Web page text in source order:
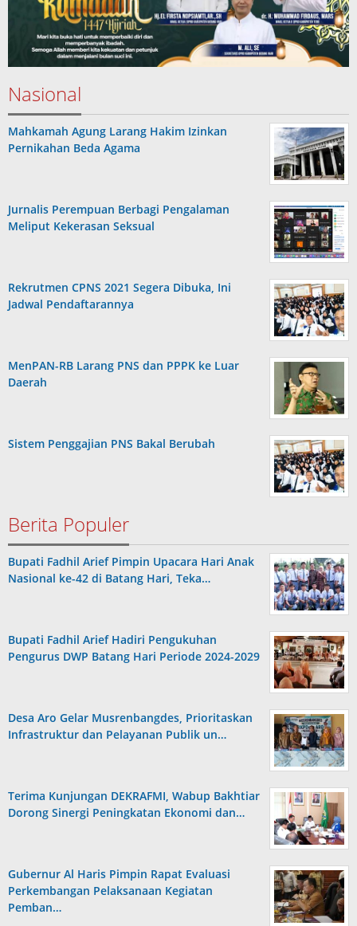
Nasional
Mahkamah Agung Larang Hakim Izinkan
Pernikahan Beda Agama
Jurnalis Perempuan Berbagi Pengalaman
Meliput Kekerasan Seksual
Rekrutmen CPNS 2021 Segera Dibuka, Ini
Jadwal Pendaftarannya
MenPAN-RB Larang PNS dan PPPK ke Luar
Daerah
Sistem Penggajian PNS Bakal Berubah
Berita Populer
Bupati Fadhil Arief Pimpin Upacara Hari Anak
Nasional ke-42 di Batang Hari, Teka…
Bupati Fadhil Arief Hadiri Pengukuhan
Pengurus DWP Batang Hari Periode 2024-2029
Desa Aro Gelar Musrenbangdes, Prioritaskan
Infrastruktur dan Pelayanan Publik un…
Terima Kunjungan DEKRAFMI, Wabup Bakhtiar
Dorong Sinergi Peningkatan Ekonomi dan…
Gubernur Al Haris Pimpin Rapat Evaluasi
Perkembangan Pelaksanaan Kegiatan
Pemban…